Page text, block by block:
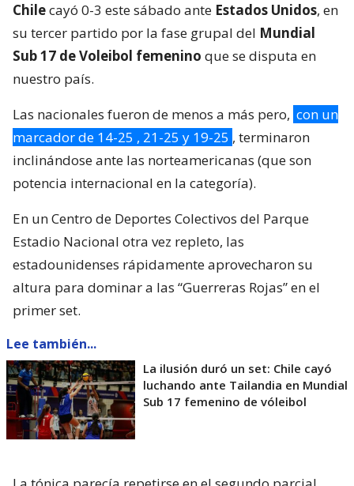
Chilecayó 0-3 este sábado ante Estados Unidos, en
su tercer partido por la fase grupal del Mundial
Sub 17 de Voleibol femenino que se disputa en
nuestro país.
Las nacionales fueron de menos a más pero, con un
marcador de 14-25 , 21-25 y 19-25 , terminaron
inclinándose ante las norteamericanas (que son
potencia internacional en la categoría).
En un Centro de Deportes Colectivos del Parque
Estadio Nacional otra vez repleto, las
estadounidenses rápidamente aprovecharon su
altura para dominar a las “Guerreras Rojas” en el
primer set.
Lee también...
La ilusión duró un set: Chile cayó
luchando ante Tailandia en Mundial
Sub 17 femenino de vóleibol